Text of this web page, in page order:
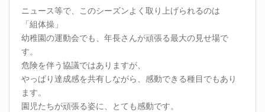
ニュース等で、このシーズンよく取り上げられるのは
「組体操」
幼稚園の運動会でも、年長さんが頑張る最大の見せ場で
す。
危険を伴う協議ではありますが、
やっぱり達成感を共有しながら、感動できる種目でもあり
ます。
園児たちが頑張る姿に、とても感動です。